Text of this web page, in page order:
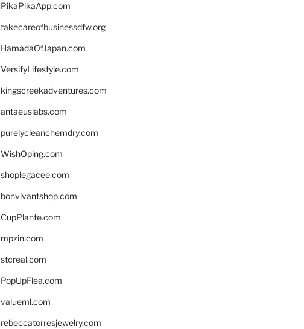
PikaPikaApp.com
takecareofbusinessdfw.org
HamadaOfJapan.com
VersifyLifestyle.com
kingscreekadventures.com
antaeuslabs.com
purelycleanchemdry.com
WishOping.com
shoplegacee.com
bonvivantshop.com
CupPlante.com
mpzin.com
stcreal.com
PopUpFlea.com
valueml.com
rebeccatorresjewelry.com